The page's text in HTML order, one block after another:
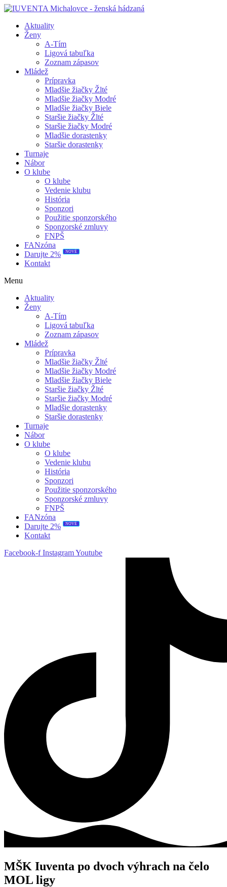
Aktuality
Ženy
A-Tím
Ligová tabuľka
Zoznam zápasov
Mládež
Prípravka
Mladšie žiačky Žlté
Mladšie žiačky Modré
Mladšie žiačky Biele
Staršie žiačky Žlté
Staršie žiačky Modré
Mladšie dorastenky
Staršie dorastenky
Turnaje
Nábor
O klube
O klube
Vedenie klubu
História
Sponzori
Použitie sponzorského
Sponzorské zmluvy
FNPŠ
FANzóna
Darujte 2%
NOVÉ
Kontakt
Menu
Aktuality
Ženy
A-Tím
Ligová tabuľka
Zoznam zápasov
Mládež
Prípravka
Mladšie žiačky Žlté
Mladšie žiačky Modré
Mladšie žiačky Biele
Staršie žiačky Žlté
Staršie žiačky Modré
Mladšie dorastenky
Staršie dorastenky
Turnaje
Nábor
O klube
O klube
Vedenie klubu
História
Sponzori
Použitie sponzorského
Sponzorské zmluvy
FNPŠ
FANzóna
Darujte 2%
NOVÉ
Kontakt
Facebook-f InstagramYoutube
MŠK Iuventa po dvoch výhrach na čelo
MOL ligy